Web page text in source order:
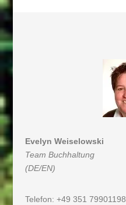
Evelyn Weiselowski
Team Buchhaltung
(DE/EN)
Telefon: +49 351 79901198